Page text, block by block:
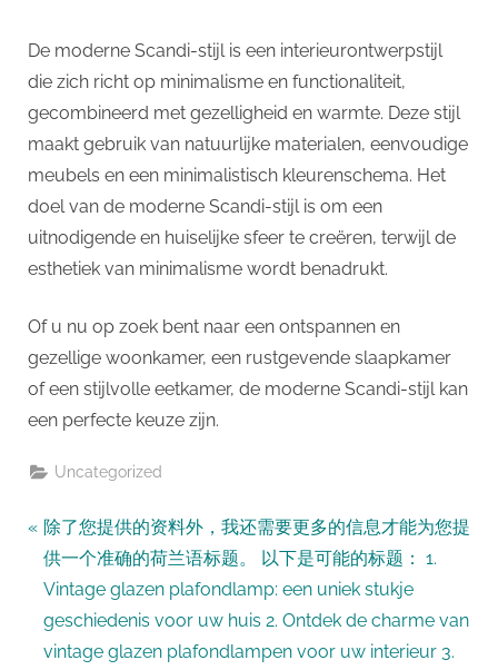
De moderne Scandi-stijl is een interieurontwerpstijl
die zich richt op minimalisme en functionaliteit,
gecombineerd met gezelligheid en warmte. Deze stijl
maakt gebruik van natuurlijke materialen, eenvoudige
meubels en een minimalistisch kleurenschema. Het
doel van de moderne Scandi-stijl is om een ​​
uitnodigende en huiselijke sfeer te creëren, terwijl de
esthetiek van minimalisme wordt benadrukt.
Of u nu op zoek bent naar een ontspannen en
gezellige woonkamer, een rustgevende slaapkamer
of een stijlvolle eetkamer, de moderne Scandi-stijl kan
een perfecte keuze zijn.
Uncategorized
Bericht
navigatie
P
r
e
v
i
除了您提供的资料外，我还需要更多的信息才能为您提
供一个准确的荷兰语标题。 以下是可能的标题： 1.
Vintage glazen plafondlamp: een uniek stukje
geschiedenis voor uw huis 2. Ontdek de charme van
vintage glazen plafondlampen voor uw interieur 3.